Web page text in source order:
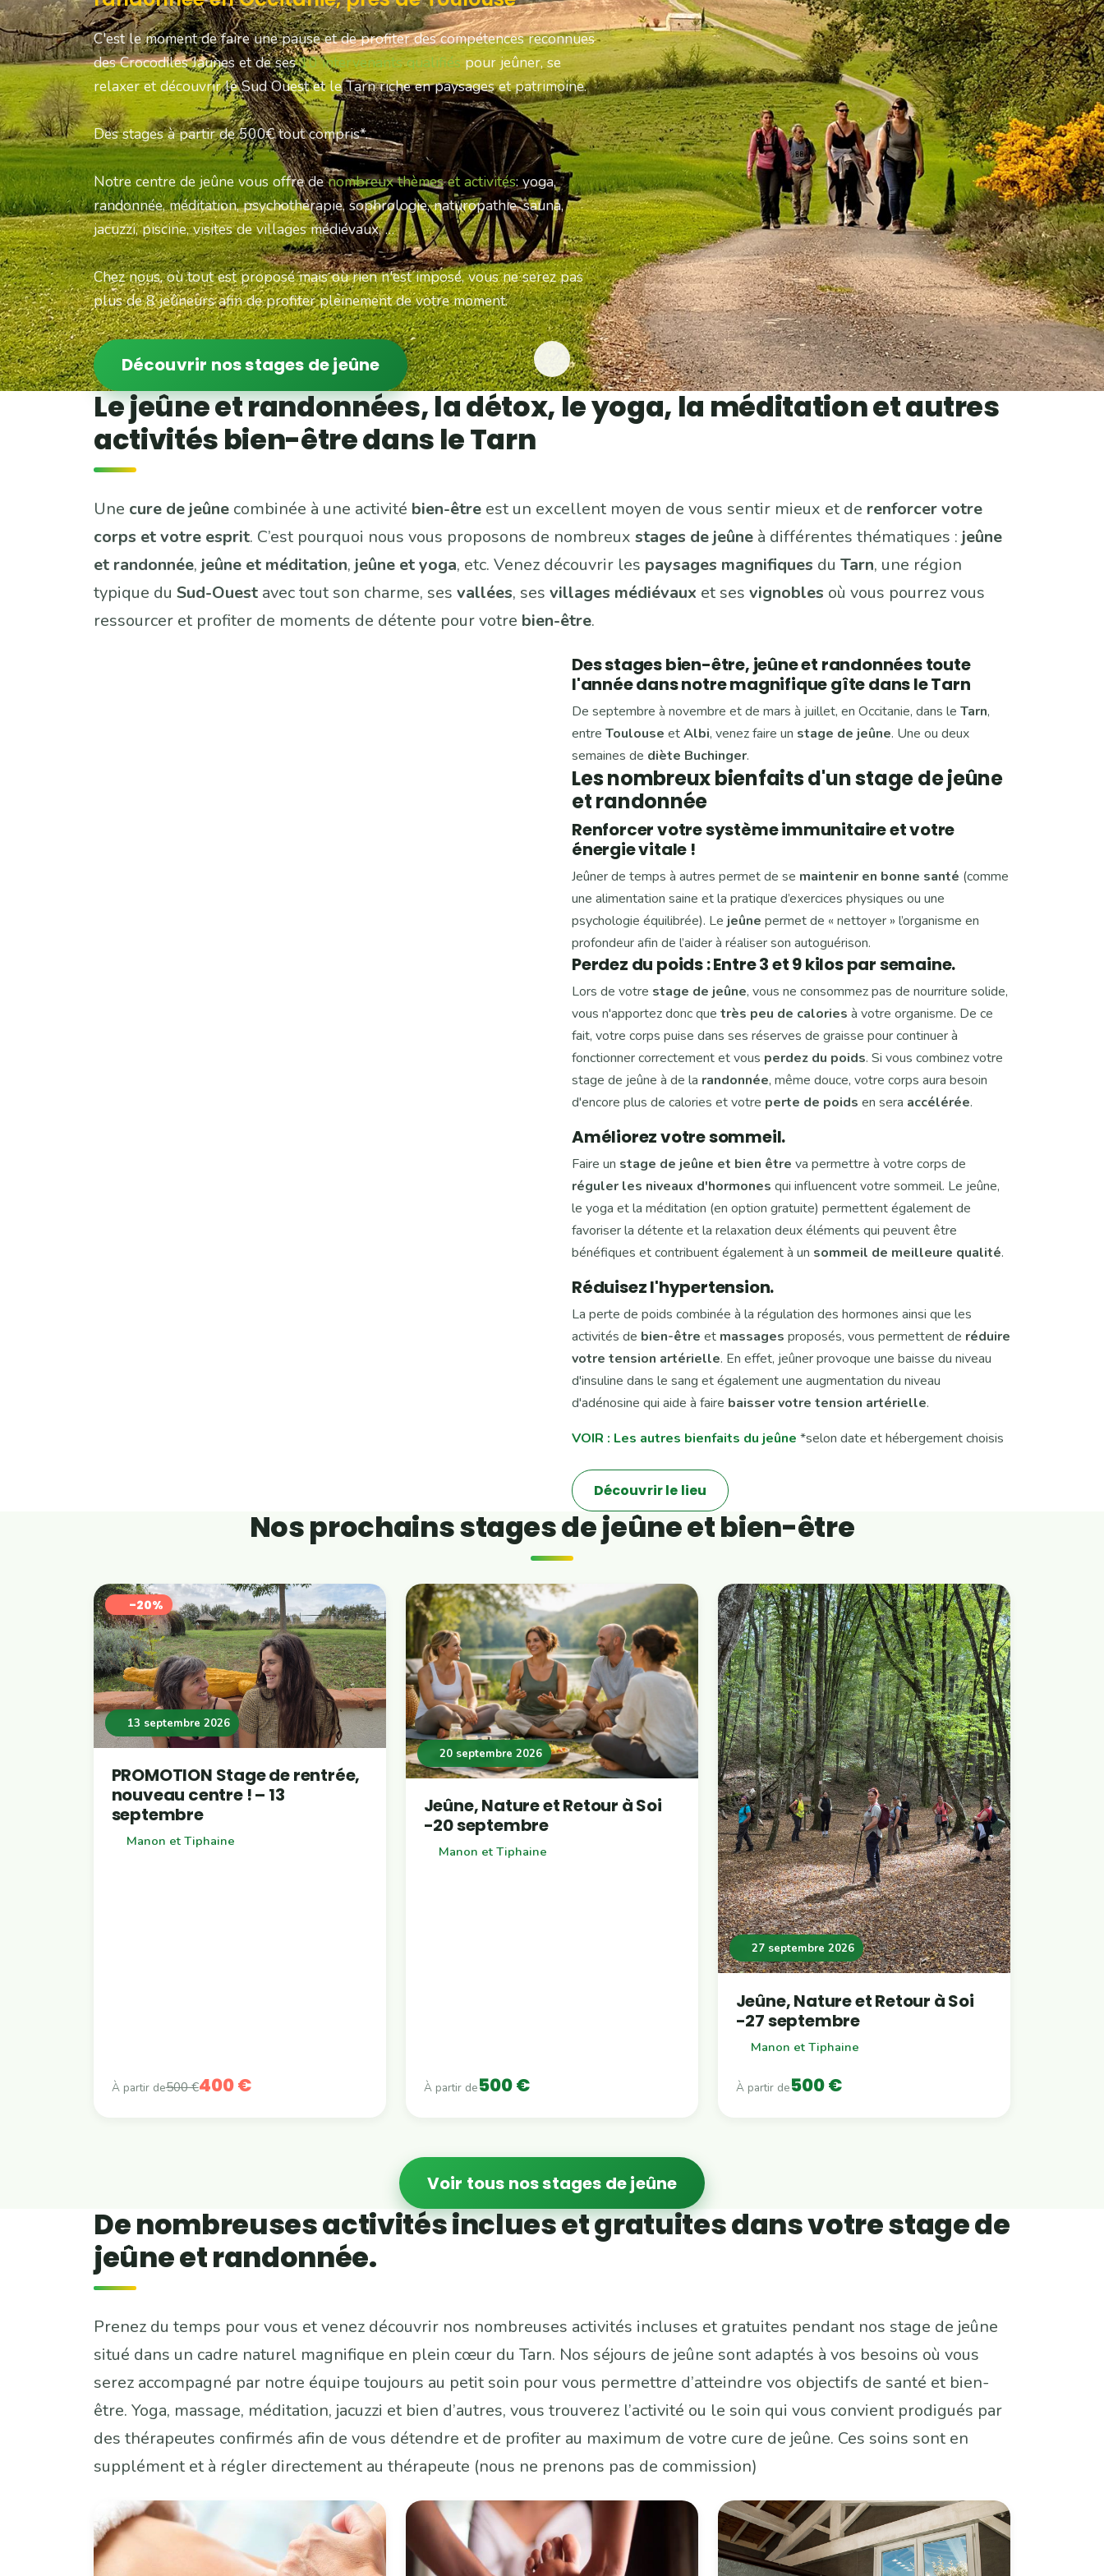
C'est le moment de faire une pause et de profiter des compétences reconnues
des Crocodiles Jaunes et de ses10 intervenants qualifiés pour jeûner, se
relaxer et découvrir le Sud Ouest et le Tarn riche en paysages et patrimoine.
Des stages à partir de 500€ tout compris*.
Notre centre de jeûne vous offre denombreux thèmes et activités: yoga,
randonnée, méditation, psychothérapie, sophrologie, naturopathie, sauna,
jacuzzi, piscine, visites de villages médiévaux, …
Chez nous, où tout est proposé mais où rien n'est imposé, vous ne serez pas
plus de 8 jeûneurs afin de profiter pleinement de votre moment.
Découvrir nos stages de jeûne
Le jeûne et randonnées, la détox, le yoga, la méditation et autres
activités bien-être dans le Tarn
Une cure de jeûne combinée à une activité bien-être est un excellent moyen de vous sentir mieux et de renforcer votre
corps et votre esprit. C’est pourquoi nous vous proposons de nombreux stages de jeûne à différentes thématiques : jeûne
et randonnée, jeûne et méditation, jeûne et yoga, etc. Venez découvrir les paysages magnifiques du Tarn, une région
typique du Sud-Ouest avec tout son charme, ses vallées, ses villages médiévaux et ses vignobles où vous pourrez vous
ressourcer et profiter de moments de détente pour votre bien-être.
Des stages bien-être, jeûne et randonnées toute
l'année dans notre magnifique gîte dans le Tarn
De septembre à novembre et de mars à juillet, en Occitanie, dans le Tarn,
entre Toulouse etAlbi, venez faire un stage de jeûne. Une ou deux
semaines de diète Buchinger.
Les nombreux bienfaits d'un stage de jeûne
et randonnée
Renforcer votre système immunitaire et votre
énergie vitale !
Jeûner de temps à autres permet de se maintenir en bonne santé (comme
une alimentation saine et la pratique d’exercices physiques ou une
psychologie équilibrée). Le jeûne permet de « nettoyer » l’organisme en
profondeur afin de l’aider à réaliser son autoguérison.
Perdez du poids : Entre 3 et 9 kilos par semaine.
Lors de votre stage de jeûne, vous ne consommez pas de nourriture solide,
vous n'apportez donc que très peu de calories à votre organisme. De ce
fait, votre corps puise dans ses réserves de graisse pour continuer à
fonctionner correctement et vous perdez du poids. Si vous combinez votre
stage de jeûne à de la randonnée, même douce, votre corps aura besoin
d'encore plus de calories et votre perte de poids en sera accélérée.
Améliorez votre sommeil.
Faire un stage de jeûne et bien être va permettre à votre corps de
réguler les niveaux d'hormones qui influencent votre sommeil. Le jeûne,
le yoga et la méditation (en option gratuite) permettent également de
favoriser la détente et la relaxation deux éléments qui peuvent être
bénéfiques et contribuent également à un sommeil de meilleure qualité.
Réduisez l'hypertension.
La perte de poids combinée à la régulation des hormones ainsi que les
activités de bien-être et massages proposés, vous permettent de réduire
votre tension artérielle. En effet, jeûner provoque une baisse du niveau
d'insuline dans le sang et également une augmentation du niveau
d'adénosine qui aide à faire baisser votre tension artérielle.
VOIR : Les autres bienfaits du jeûne *selon date et hébergement choisis
Découvrir le lieu
Nos prochains stages de jeûne et bien-être
-20%
13 septembre 2026
PROMOTION Stage de rentrée,
nouveau centre ! – 13
septembre
Manon et Tiphaine
À partir de500 €400 €
20 septembre 2026
Jeûne, Nature et Retour à Soi
-20 septembre
Manon et Tiphaine
À partir de500 €
27 septembre 2026
Jeûne, Nature et Retour à Soi
-27 septembre
Manon et Tiphaine
À partir de500 €
Voir tous nos stages de jeûne
De nombreuses activités inclues et gratuites dans votre stage de
jeûne et randonnée.
Prenez du temps pour vous et venez découvrir nos nombreuses activités incluses et gratuites pendant nos stage de jeûne
situé dans un cadre naturel magnifique en plein cœur du Tarn. Nos séjours de jeûne sont adaptés à vos besoins où vous
serez accompagné par notre équipe toujours au petit soin pour vous permettre d’atteindre vos objectifs de santé et bien-
être. Yoga, massage, méditation, jacuzzi et bien d’autres, vous trouverez l’activité ou le soin qui vous convient prodigués par
des thérapeutes confirmés afin de vous détendre et de profiter au maximum de votre cure de jeûne. Ces soins sont en
supplément et à régler directement au thérapeute (nous ne prenons pas de commission)